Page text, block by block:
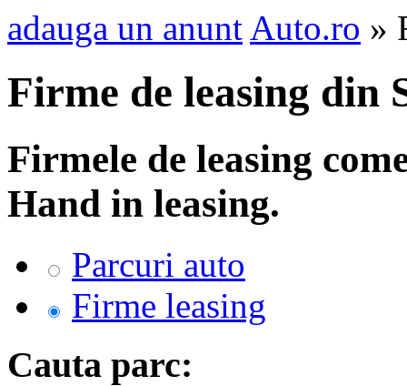
adauga un anunt Auto.ro »
Firme de leasing din
Firmele de leasing
Hand in leasing.
Parcuri auto
Firme leasing
Cauta parc: